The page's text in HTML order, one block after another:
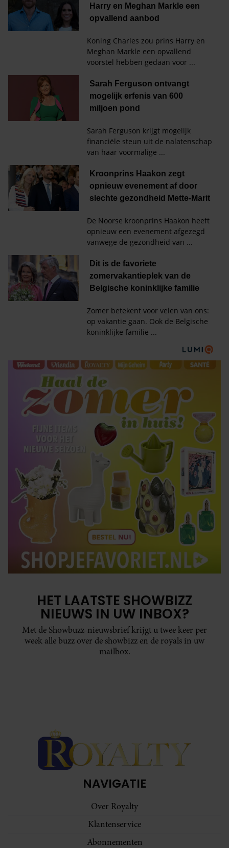
HET LAATSTE SHOWBIZZ
NIEUWS IN UW INBOX?
Met de Showbuzz-nieuwsbrief krijgt u twee keer per
week alle buzz over de showbizz en de royals in uw
mailbox.
NAVIGATIE
Over Royalty
Klantenservice
Abonnementen